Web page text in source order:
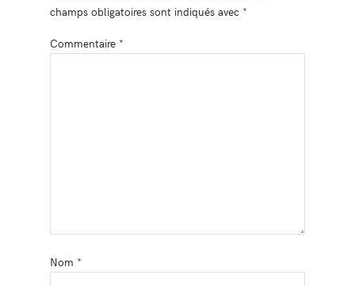
champs obligatoires sont indiqués avec *
Commentaire *
Nom *